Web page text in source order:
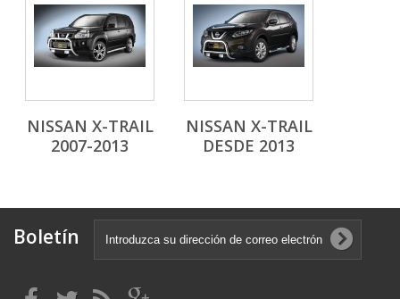
NISSAN X-TRAIL
2007-2013
NISSAN X-TRAIL
DESDE 2013
Boletín